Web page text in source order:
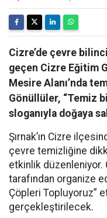
Cizre’de çevre
geçen Cizre Eğitim
Mesire Alanı’nda
Gönüllüler, “Temiz
sloganıyla doğaya
Şırnak’ın Cizre
çevre temizliğine
etkinlik düzenleniyor.
tarafından organize
Çöpleri Topluyoruz”
gerçekleştirilecek.